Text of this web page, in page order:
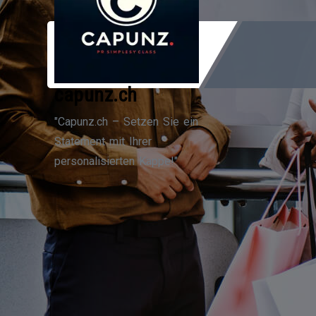
Zum
Inhalt
capunz.ch
"Capunz.ch – Setzen Sie ein
Statement mit Ihrer
personalisierten Kappe!"